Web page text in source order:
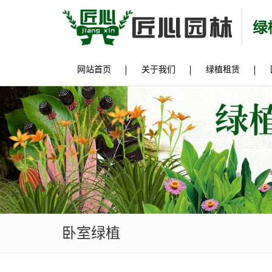
网站首页 关于我们 绿植租赁
卧室绿植